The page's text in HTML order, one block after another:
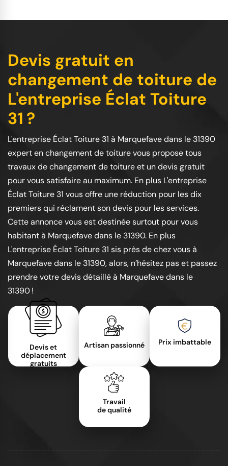
Devis gratuit en
changement de toiture de
L'entreprise Éclat Toiture
31 ?
L'entreprise Éclat Toiture 31 à Marquefave dans le 31390
expert en changement de toiture vous propose tous
travaux de changement de toiture et un devis gratuit
pour vous satisfaire au maximum. En plus L'entreprise
Éclat Toiture 31 vous offre une réduction pour les dix
premiers qui réclament son devis pour les services.
Cette annonce vous est destinée surtout pour vous
habitant à Marquefave dans le 31390. En plus
L'entreprise Éclat Toiture 31 sis près de chez vous à
Marquefave dans le 31390, alors, n’hésitez pas et passez
prendre votre devis détaillé à Marquefave dans le
31390 !
Devis et
déplacement
gratuits
Artisan passionné Prix imbattable
Travail
de qualité